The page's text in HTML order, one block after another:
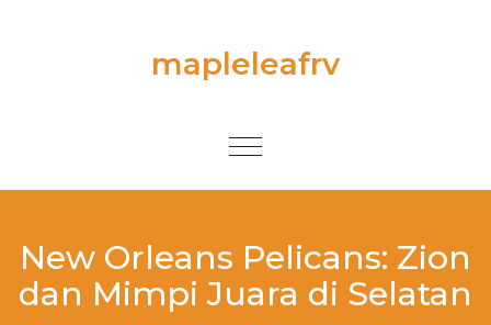
mapleleafrv
Toggle
New Orleans Pelicans: Zion
dan Mimpi Juara di Selatan